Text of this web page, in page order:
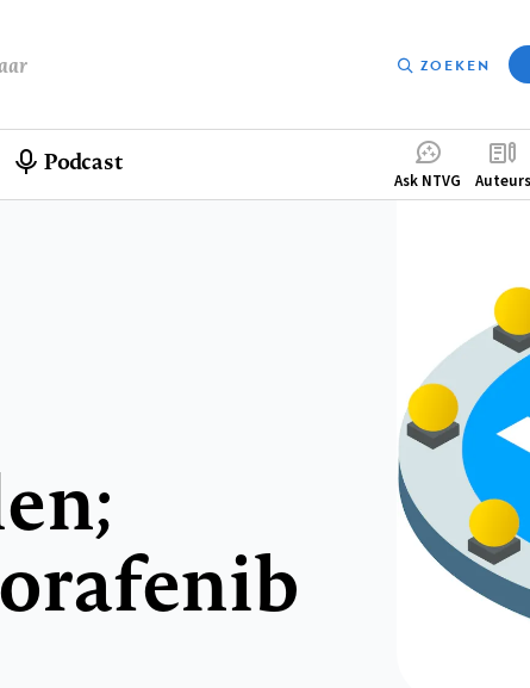
ZOEKEN
Podcast
Ask NTVG Auteurs